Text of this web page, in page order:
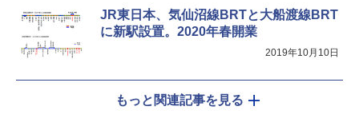
JR東日本、気仙沼線BRTと大船渡線BRT
に新駅設置。2020年春開業
2019年10月10日
もっと関連記事を見る